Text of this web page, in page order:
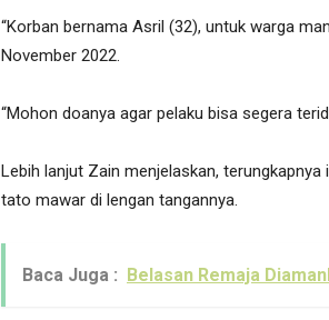
“Korban bernama Asril (32), untuk warga
November 2022.
“Mohon doanya agar pelaku bisa segera
Lebih lanjut Zain menjelaskan,
tato mawar di lengan tangannya.
Baca Juga : Belasan Remaja